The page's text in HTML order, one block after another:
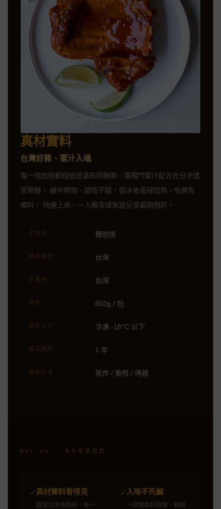
真材實料
台灣好豬、蜜汁入魂
每一塊肋排都經過低溫長時醃製，讓獨門蜜汁配方充分滲透
至骨髓。 鹹中帶甜、甜而不膩，退冰後直接加熱，免醃免
備料， 快速上桌，一人獨享或家庭分享都剛剛好。
主原料 豬肋排
豬肉產地 台灣
生產地 台灣
規格 650g / 包
保存方式 冷凍 -18°C 以下
保存期限 1 年
加熱方式 氣炸 / 香煎 / 烤箱
WHY US · 為什麼選我們
✓真材實料看得見
嚴選台灣豬肋排，每一
✓入味不死鹹
十餘種香料慢燉，鹹甜